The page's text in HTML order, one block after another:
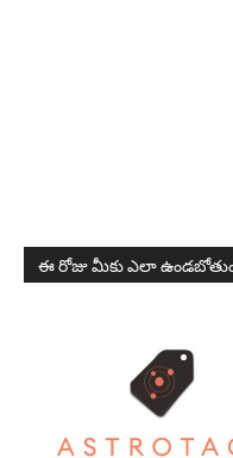
ఈ రోజు మీకు ఎలా